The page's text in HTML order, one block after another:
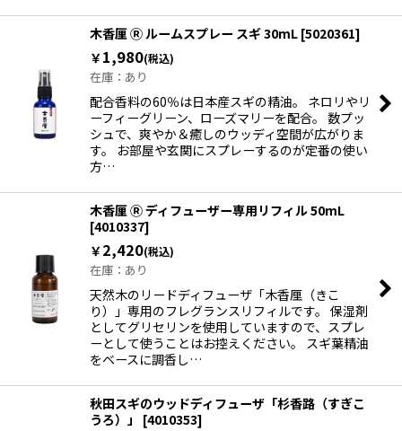
木香厘 Ⓡ ルームスプレー スギ 30mL [5020361]
￥ 1,980(税込)
在庫：あり
配合香料の60％は日本産スギの精油。 ネロリやリ
ーフィーグリーン、ローズマリーを配合。 数プッ
シュで、爽やか＆癒しのウッディ空間が広がりま
す。 お部屋や玄関にスプレーするのが定番の使い
方…
木香厘 Ⓡ ディフューザー専用リフィル 50mL
[4010337]
￥ 2,420(税込)
在庫：あり
天然木のリードディフューザ「木香厘（きこ
り）」専用のフレグランスリフィルです。 保湿剤
としてグリセリンを使用していますので、スプレ
ーとして使うことはお控えください。 スギ葉精油
をベースに調香し…
秋田スギのウッドディフューザ「杉香路（すぎこ
うろ）」
[4010353]